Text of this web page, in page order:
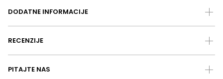
DODATNE INFORMACIJE
RECENZIJE
PITAJTE NAS